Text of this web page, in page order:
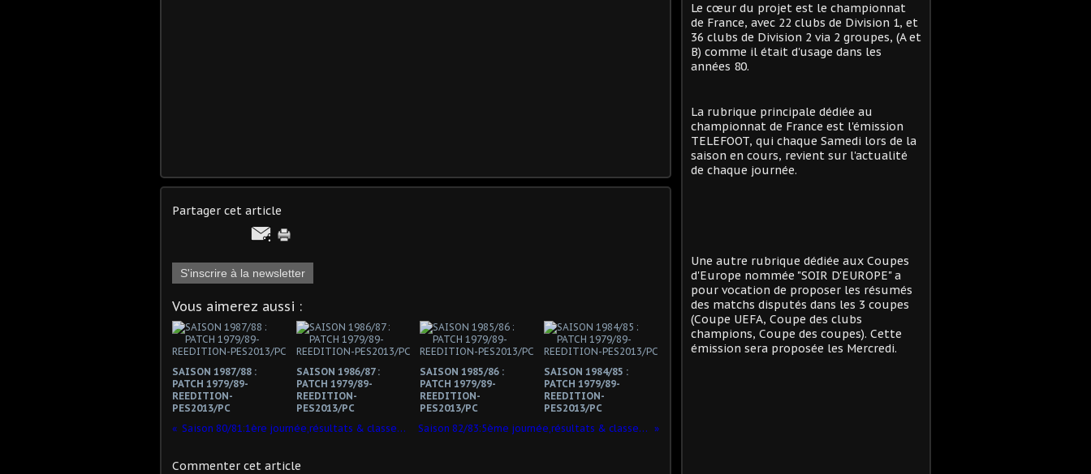
Partager cet article
S'inscrire à la newsletter
Vous aimerez aussi :
SAISON 1987/88 :
PATCH 1979/89-
REEDITION-
PES2013/PC
SAISON 1986/87 :
PATCH 1979/89-
REEDITION-
PES2013/PC
SAISON 1985/86 :
PATCH 1979/89-
REEDITION-
PES2013/PC
SAISON 1984/85 :
PATCH 1979/89-
REEDITION-
PES2013/PC
Saison 80/81:1ère journée,résultats & classement !
Saison 82/83:5ème journée,résultats & classement !
Commenter cet article
Le cœur du projet est le championnat
de France, avec 22 clubs de Division 1, et
36 clubs de Division 2 via 2 groupes, (A et
B) comme il était d'usage dans les
années 80.
La rubrique principale dédiée au
championnat de France est l'émission
TELEFOOT, qui chaque Samedi lors de la
saison en cours, revient sur l'actualité
de chaque journée.
Une autre rubrique dédiée aux Coupes
d'Europe nommée "SOIR D'EUROPE" a
pour vocation de proposer les résumés
des matchs disputés dans les 3 coupes
(Coupe UEFA, Coupe des clubs
champions, Coupe des coupes). Cette
émission sera proposée les Mercredi.